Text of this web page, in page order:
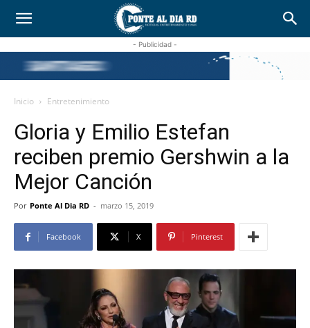
- Publicidad -
Inicio Entretenimiento
Gloria y Emilio Estefan
reciben premio Gershwin a la
Mejor Canción
Por Ponte Al Dia RD - marzo 15, 2019
Facebook X Pinterest